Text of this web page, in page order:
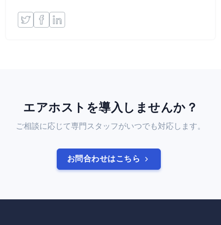
エアホストを導入しませんか？
ご相談に応じて専門スタッフがいつでも対応します。
お問合わせはこちら